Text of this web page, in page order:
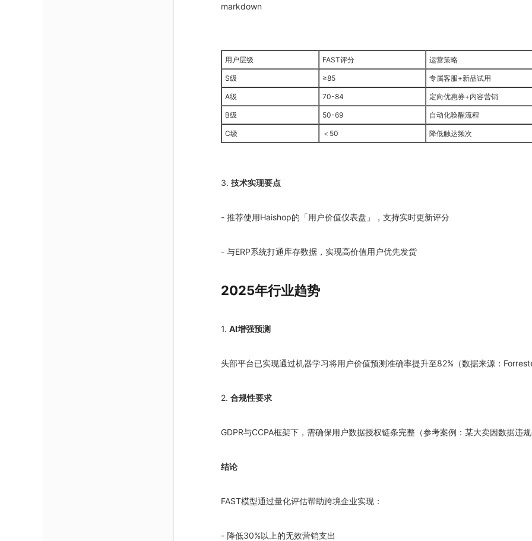
markdown
用户层级 FAST评分 运营策略
S级 ≥85 专属客服+新品试用
A级 70-84 定向优惠券+内容营销
B级 50-69 自动化唤醒流程
C级 ＜50 降低触达频次
3. 技术实现要点
- 推荐使用Haishop的「用户价值仪表盘」，支持实时更新评分
- 与ERP系统打通库存数据，实现高价值用户优先发货
2025年行业趋势
1. AI增强预测
头部平台已实现通过机器学习将用户价值预测准确率提升至82%（数据来源：
2. 合规性要求
GDPR与CCPA框架下，需确保用户数据授权链条完整（参考案例：某大卖因数据违规
结论
FAST模型通过量化评估帮助跨境企业实现：
- 降低30%以上的无效营销支出